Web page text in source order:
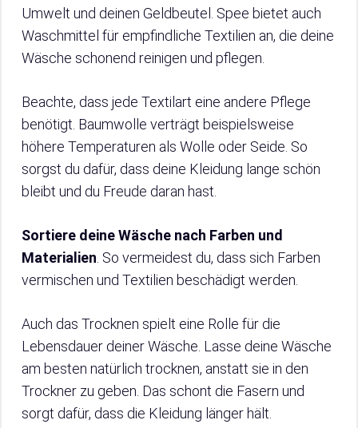
Umwelt und deinen Geldbeutel. Spee bietet auch
Waschmittel für empfindliche Textilien an, die deine
Wäsche schonend reinigen und pflegen.
Beachte, dass jede Textilart eine andere Pflege
benötigt. Baumwolle verträgt beispielsweise
höhere Temperaturen als Wolle oder Seide. So
sorgst du dafür, dass deine Kleidung lange schön
bleibt und du Freude daran hast.
Sortiere deine Wäsche nach Farben und
Materialien . So vermeidest du, dass sich Farben
vermischen und Textilien beschädigt werden.
Auch das Trocknen spielt eine Rolle für die
Lebensdauer deiner Wäsche. Lasse deine Wäsche
am besten natürlich trocknen, anstatt sie in den
Trockner zu geben. Das schont die Fasern und
sorgt dafür, dass die Kleidung länger hält.